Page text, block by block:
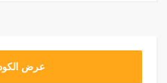
عرض الكود